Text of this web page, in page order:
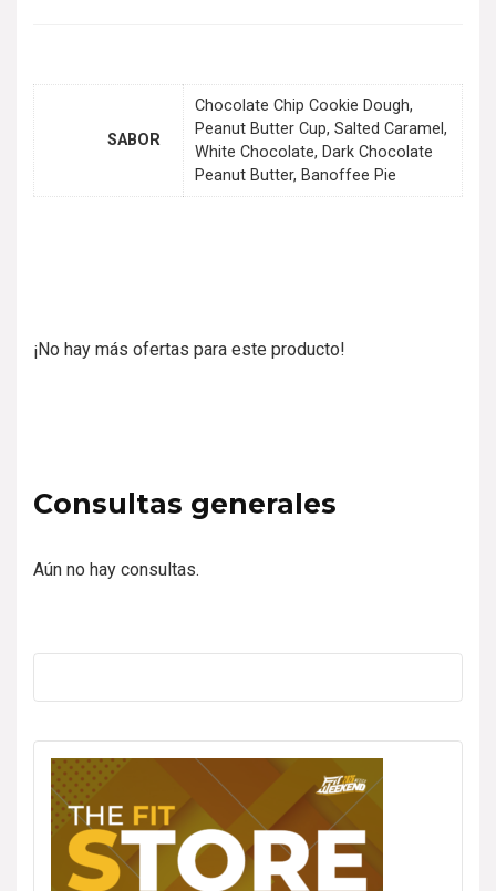
SABOR
Chocolate Chip Cookie Dough,
Peanut Butter Cup, Salted Caramel,
White Chocolate, Dark Chocolate
Peanut Butter, Banoffee Pie
¡No hay más ofertas para este producto!
Consultas generales
Aún no hay consultas.